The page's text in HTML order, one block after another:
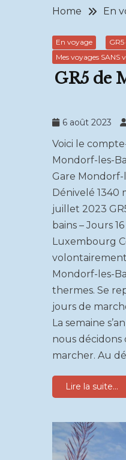
Home En
En voyage
GR5
Mes voyages SANS
GR5 de
6 août 2023
Voici le
Mondorf-les-
Gare Mondorf-
Dénivelé 1340
juillet 2023
bains – Jours
Luxembourg
Mondorf-les-
thermes. Se
jours de
La semaine
nous
marcher. Au
Lire la suite...